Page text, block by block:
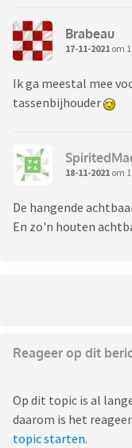
Brabeau
17-11-2021 om
Ik ga meestal mee
tassenbijhouder
18-11-2021 om
De hangende
En zo'n houten
Reageer op dit
Op dit topic is al
daarom is het
topic starten.